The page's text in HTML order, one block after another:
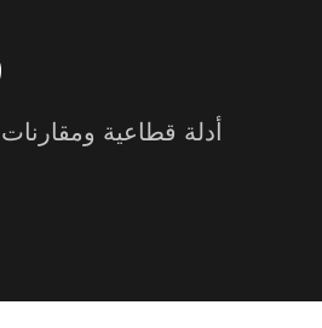
أدلة قطاعية